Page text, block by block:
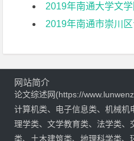
2019年南通大学文学院
2019年南通市崇川区青少年
网站简介
论文综述网(https://
计算机类、电子信息类、机械机
理学类、文学教育类、法学类
类、土木建筑类、地理科学类